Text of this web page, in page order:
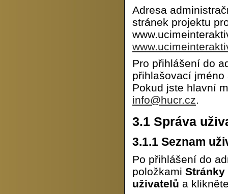
Adresa
stránek projektu
Pro přihlášení do
přihlašovací
Pokud jste hlavní
info@hucr.cz.
3.1 Správa
3.1.1 Seznam
Po přihlášení do
položkami Stránky
uživatelů a